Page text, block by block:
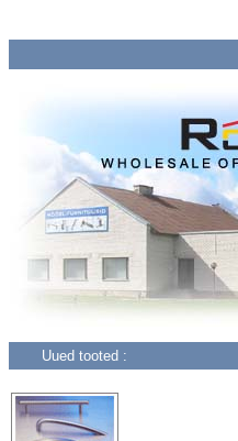
Uued tooted :